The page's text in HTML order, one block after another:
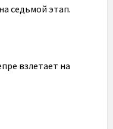
седьмой этап.
взлетает на